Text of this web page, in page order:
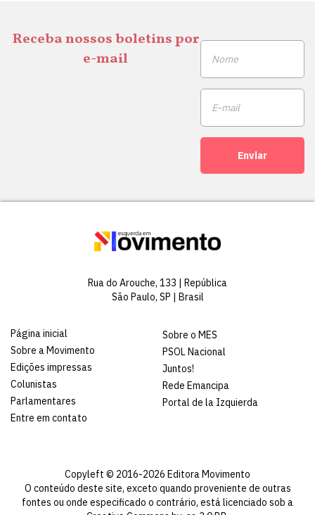
Receba nossos boletins por
e-mail
Enviar
Rua do Arouche, 133 | República
São Paulo, SP | Brasil
Página inicial
Sobre a Movimento
Edições impressas
Colunistas
Parlamentares
Entre em contato
Sobre o MES
PSOL Nacional
Juntos!
Rede Emancipa
Portal de la Izquierda
Copyleft © 2016-2026 Editora Movimento
O conteúdo deste site, exceto quando proveniente de outras
fontes ou onde especificado o contrário, está licenciado sob a